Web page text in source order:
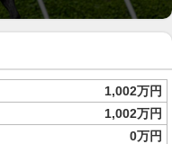
1,002万円
1,002万円
0万円